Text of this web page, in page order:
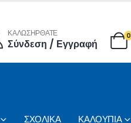
ΚΑΛΩΣΗΡΘΑΤΕ
Σύνδεση / Εγγραφή
0
ΣΧΟΛΙΚΑ ΚΑΛΟΥΠΙΑ